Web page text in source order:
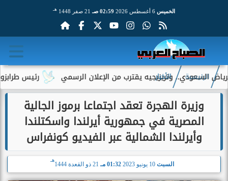
الخميس 02:59 صـ 21 صفر 1448 هـ
رئيس طرابزون سبور يكشف يقترب من الإعلان الرسميالرئيسية الأخبار
وزيرة الهجرة تعقد اجتماعا برموز الجالية
المصرية في جمهورية أيرلندا واسكتلندا
وأيرلندا الشمالية عبر الفيديو كونفراس
السبت 10 يونيو 2023 01:32 مـ 21 ذو القعدة 1444
هـ